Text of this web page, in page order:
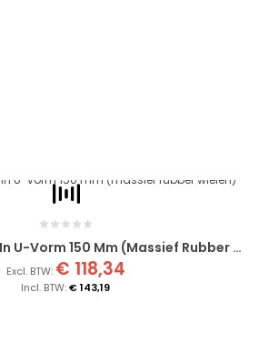
Platenroller 4165 In U-Vorm 150 Mm (massief Rubber Wielen)
€ 143,19
€ 118,34